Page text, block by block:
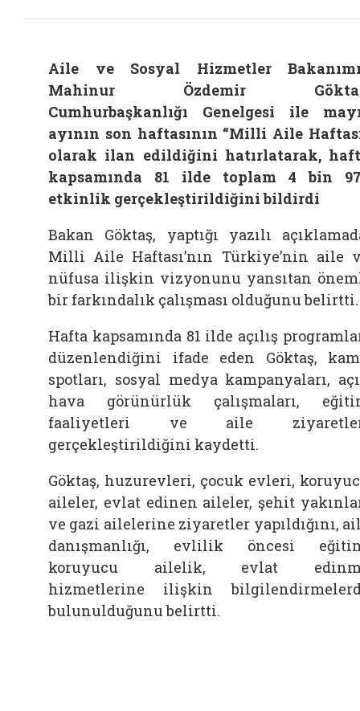
Aile ve Sosyal Hizmetler
Mahinur Özdemir
Cumhurbaşkanlığı Genelgesi ile
ayının son haftasının “Milli Aile
olarak ilan edildiğini hatırlatarak,
kapsamında 81 ilde toplam 4 bin
etkinlik gerçekleştirildiğini bildirdi
Bakan Göktaş, yaptığı yazılı
Milli Aile Haftası’nın Türkiye’nin aile
nüfusa ilişkin vizyonunu yansıtan
bir farkındalık çalışması olduğunu belirtti.
Hafta kapsamında 81 ilde açılış
düzenlendiğini ifade eden Göktaş,
spotları, sosyal medya kampanyaları,
hava görünürlük çalışmaları,
faaliyetleri ve aile
gerçekleştirildiğini kaydetti.
Göktaş, huzurevleri, çocuk evleri,
aileler, evlat edinen aileler, şehit
ve gazi ailelerine ziyaretler yapıldığını,
danışmanlığı, evlilik öncesi
koruyucu ailelik, evlat
hizmetlerine ilişkin
bulunulduğunu belirtti.